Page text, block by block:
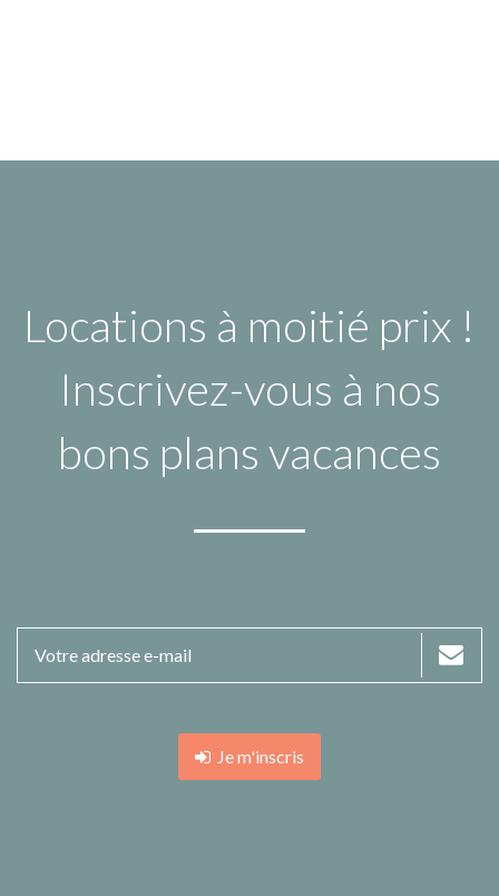
Locations à moitié prix !
Inscrivez-vous à nos
bons plans vacances
Je m'inscris